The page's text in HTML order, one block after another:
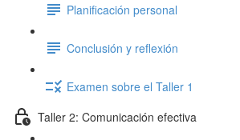
Planificación personal
Conclusión y reflexión
Examen sobre el Taller 1
Taller 2: Comunicación efectiva